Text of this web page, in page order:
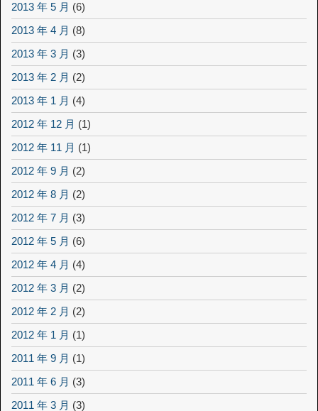
2013 年 5 月 (6)
2013 年 4 月 (8)
2013 年 3 月 (3)
2013 年 2 月 (2)
2013 年 1 月 (4)
2012 年 12 月 (1)
2012 年 11 月 (1)
2012 年 9 月 (2)
2012 年 8 月 (2)
2012 年 7 月 (3)
2012 年 5 月 (6)
2012 年 4 月 (4)
2012 年 3 月 (2)
2012 年 2 月 (2)
2012 年 1 月 (1)
2011 年 9 月 (1)
2011 年 6 月 (3)
2011 年 3 月 (3)